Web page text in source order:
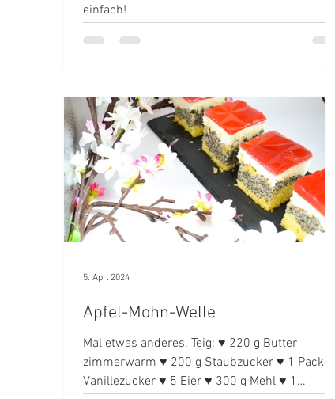
einfach!
Apfel-Mohn-Welle
Mal etwas anderes. Teig: ♥ 220 g Butter
zimmerwarm ♥ 200 g Staubzucker ♥ 1 Packerl
Vanillezucker ♥ 5 Eier ♥ 300 g Mehl ♥ 1
5. Apr. 2024